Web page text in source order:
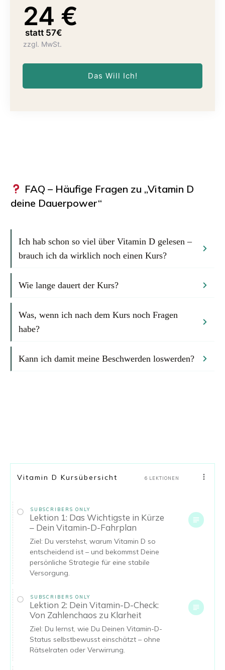
24 €
statt 57€
zzgl. MwSt.
Das Will Ich!
FAQ – Häufige Fragen zu „Vitamin D
deine Dauerpower“
Ich hab schon so viel über Vitamin D gelesen –
brauch ich da wirklich noch einen Kurs?
Wie lange dauert der Kurs?
Was, wenn ich nach dem Kurs noch Fragen
habe?
Kann ich damit meine Beschwerden loswerden?
Vitamin D Kursübersicht 6 LEKTIONEN
SUBSCRIBERS ONLY
Lektion 1: Das Wichtigste in Kürze
– Dein Vitamin-D-Fahrplan
Ziel: Du verstehst, warum Vitamin D so
entscheidend ist – und bekommst Deine
persönliche Strategie für eine stabile
Versorgung.
SUBSCRIBERS ONLY
Lektion 2: Dein Vitamin-D-Check:
Von Zahlenchaos zu Klarheit
Ziel: Du lernst, wie Du Deinen Vitamin-D-
Status selbstbewusst einschätzt – ohne
Rätselraten oder Verwirrung.